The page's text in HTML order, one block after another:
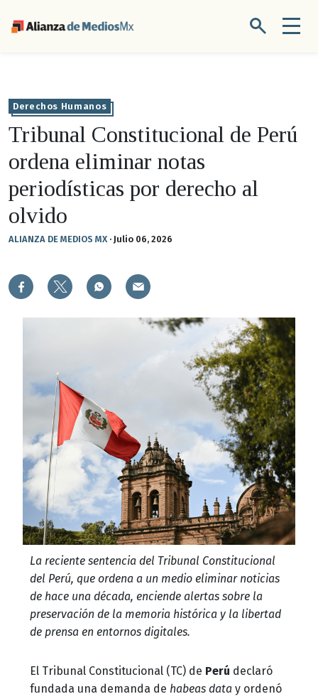
Derechos Humanos
Tribunal Constitucional de Perú
ordena eliminar notas
periodísticas por derecho al
olvido
ALIANZA DE MEDIOS MX · Julio 06, 2026
La reciente sentencia del Tribunal Constitucional
del Perú, que ordena a un medio eliminar noticias
de hace una década, enciende alertas sobre la
preservación de la memoria histórica y la libertad
de prensa en entornos digitales.
El Tribunal Constitucional (TC) de Perú declaró
fundada una demanda de habeas data y ordenó